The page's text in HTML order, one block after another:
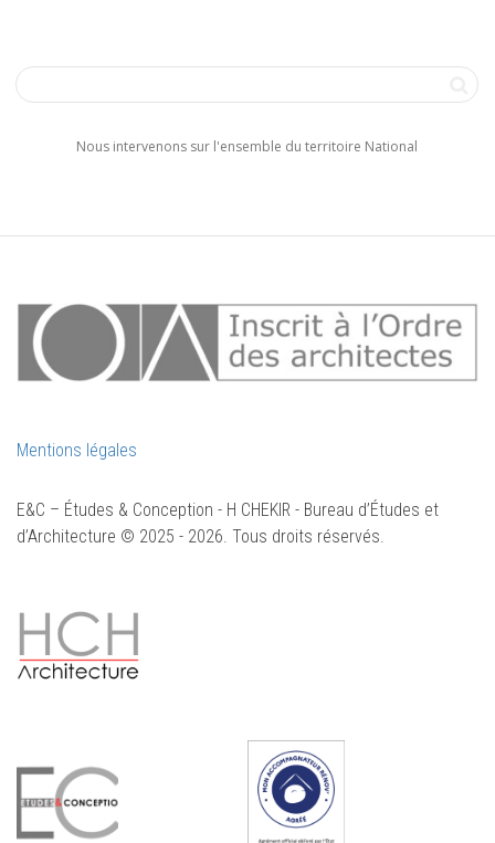
Nous intervenons sur l'ensemble du territoire National
Mentions légales
E&C – Études & Conception - H CHEKIR - Bureau d’Études et
d’Architecture © 2025 - 2026. Tous droits réservés.